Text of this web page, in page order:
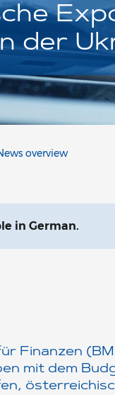
der
overview
in German.
Finanzen
mit dem